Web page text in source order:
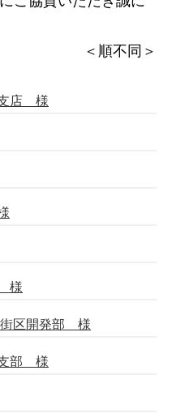
＜順不同＞
支店 様
様
街区開発部 様
支部 様